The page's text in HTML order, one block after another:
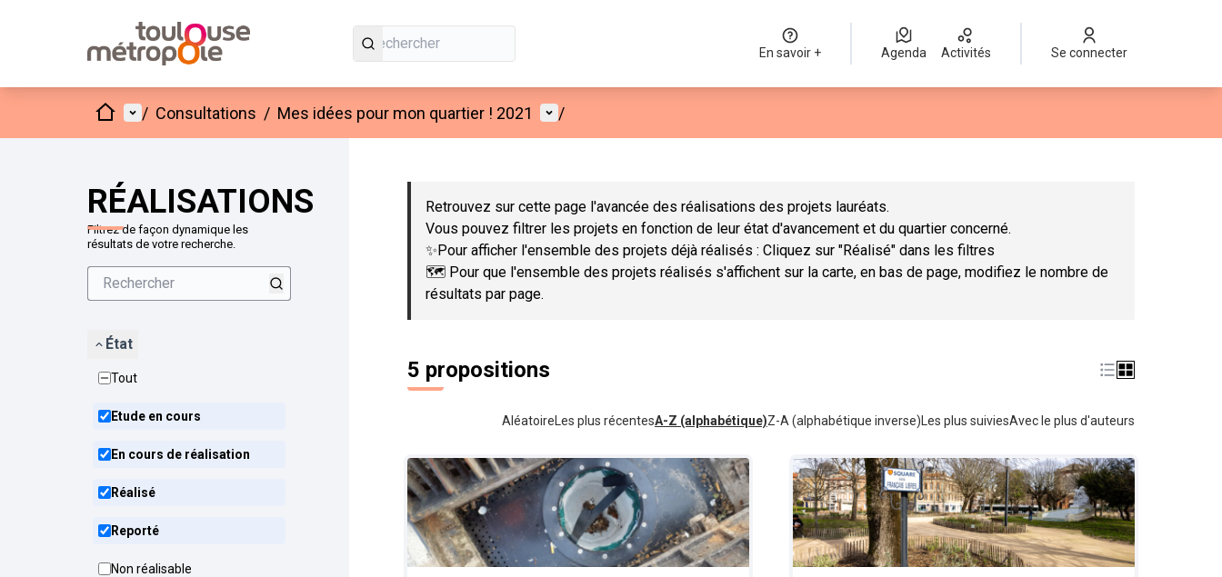
En savoir + Agenda Activités Se connecter
AccueilMenu principal
/ Consultations / Mes idées pour mon quartier ! 2021 Menu utilisateur
/
RÉALISATIONS
Filtrez de façon dynamique les
résultats de votre recherche.
État
Tout
Etude en cours
En cours de réalisation
Réalisé
Reporté
Non réalisable
Passer la carte
Retrouvez sur cette page l'avancée des réalisations des projets lauréats.
Vous pouvez filtrer les projets en fonction de leur état d'avancement et du quartier concerné.
✨Pour afficher l'ensemble des projets déjà réalisés : Cliquez sur "Réalisé" dans les filtres
🗺️ Pour que l'ensemble des projets réalisés s'affichent sur la carte, en bas de page, modifiez le nombre de
résultats par page.
5 propositions
Aléatoire Les plus récentesA-Z (alphabétique)Z-A (alphabétique inverse) Les plus suiviesAvec le plus d'auteurs